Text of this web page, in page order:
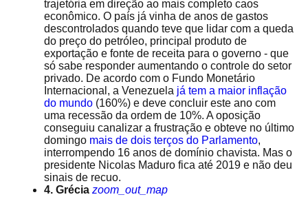
trajetória em direção ao mais completo caos
econômico. O país já vinha de anos de gastos
descontrolados quando teve que lidar com a queda
do preço do petróleo, principal produto de
exportação e fonte de receita para o governo - que
só sabe responder aumentando o controle do setor
privado. De acordo com o Fundo Monetário
Internacional, a Venezuela já tem a maior inflação
do mundo (160%) e deve concluir este ano com
uma recessão da ordem de 10%. A oposição
conseguiu canalizar a frustração e obteve no último
domingo mais de dois terços do Parlamento,
interrompendo 16 anos de domínio chavista. Mas o
presidente Nicolas Maduro fica até 2019 e não deu
sinais de recuo.
4. Grécia zoom_out_map